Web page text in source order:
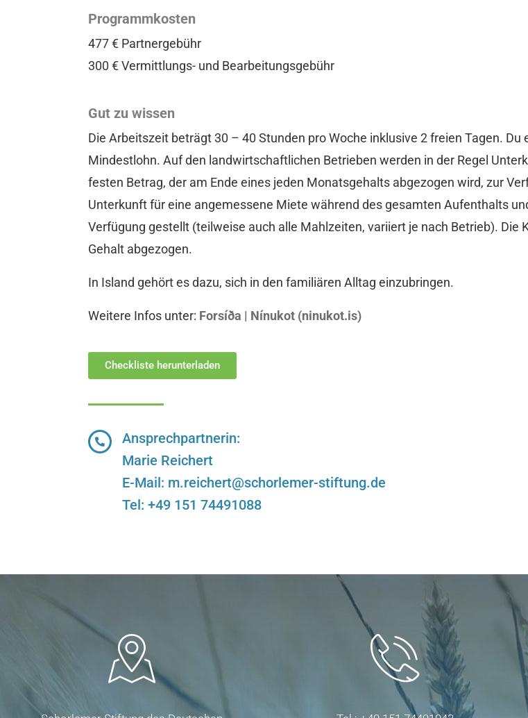
Programmkosten
477 € Partnergebühr
300 € Vermittlungs- und Bearbeitungsgebühr
Gut zu wissen
Die Arbeitszeit beträgt 30 – 40 Stunden pro Woche inklusive 2 freien Tagen.
Mindestlohn. Auf den landwirtschaftlichen Betrieben werden in der Regel
festen Betrag, der am Ende eines jeden Monatsgehalts abgezogen wird, zur
Unterkunft für eine angemessene Miete während des gesamten Aufenthalts
Verfügung gestellt (teilweise auch alle Mahlzeiten, variiert je nach Betrieb).
Gehalt abgezogen.
In Island gehört es dazu, sich in den familiären Alltag einzubringen.
Weitere Infos unter: Forsíða | Nínukot (ninukot.is)
Checkliste herunterladen
Ansprechpartnerin:
Marie Reichert
E-Mail: m.reichert@schorlemer-stiftung.de
Tel: +49 151 74491088